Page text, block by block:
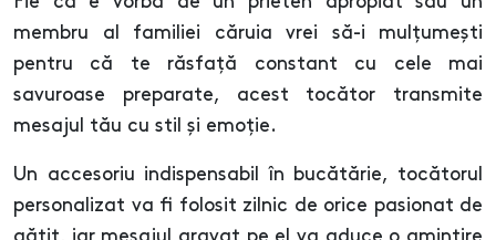
membru al familiei căruia vrei să-i mulțumești
pentru că te răsfață constant cu cele mai
savuroase preparate, acest tocător transmite
mesajul tău cu stil și emoție.
Un accesoriu indispensabil în bucătărie, tocătorul
personalizat va fi folosit zilnic de orice pasionat de